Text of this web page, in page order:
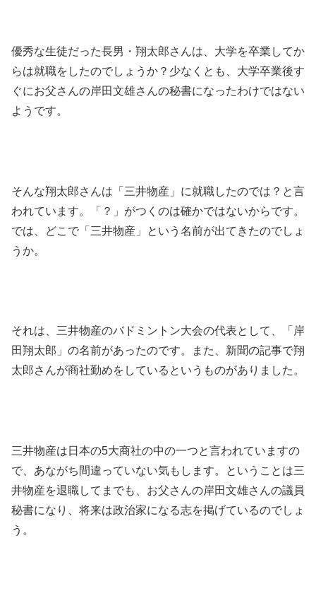
優秀な生徒だった長男・翔太郎さんは、大学を卒業してか
らは就職をしたのでしょうか？少なくとも、大学卒業後す
ぐにお父さんの岸田文雄さんの秘書になったわけではない
ようです。
そんな翔太郎さんは「三井物産」に就職したのでは？と言
われています。「？」がつくのは確かではないからです。
では、どこで「三井物産」という名前が出てきたのでしょ
うか。
それは、三井物産のバドミントン大会の代表として、「岸
田翔太郎」の名前があったのです。また、新聞の記事で翔
太郎さんが商社勤めをしているというものがありました。
三井物産は日本の5大商社の中の一つと言われていますの
で、あながち間違っていない気もします。ということは三
井物産を退職してまでも、お父さんの岸田文雄さんの議員
秘書になり、将来は政治家になる志を掲げているのでしょ
う。